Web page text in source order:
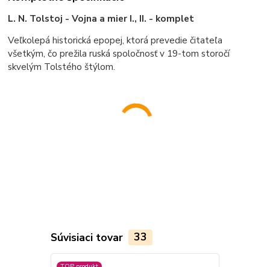
L. N. Tolstoj - Vojna a mier I., II. - komplet
Veľkolepá historická epopej, ktorá prevedie čitateľa
všetkým, čo prežila ruská spoločnosť v 19-tom storočí
skvelým Tolstého štýlom.
Súvisiaci tovar 33